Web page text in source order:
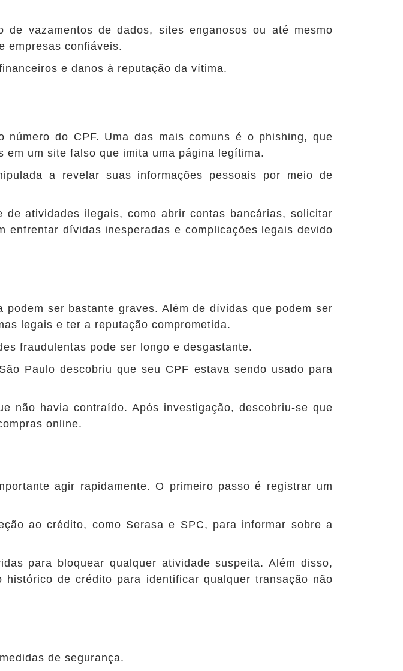
vazamentos de dados, sites enganosos ou até mesmo
empresas confiáveis.
e danos à reputação da vítima.
do CPF. Uma das mais comuns é o phishing, que
um site falso que imita uma página legítima.
a revelar suas informações pessoais por meio de
atividades ilegais, como abrir contas bancárias, solicitar
dívidas inesperadas e complicações legais devido
ser bastante graves. Além de dívidas que podem ser
legais e ter a reputação comprometida.
fraudulentas pode ser longo e desgastante.
Paulo descobriu que seu CPF estava sendo usado para
não havia contraído. Após investigação, descobriu-se que
online.
agir rapidamente. O primeiro passo é registrar um
ao crédito, como Serasa e SPC, para informar sobre a
para bloquear qualquer atividade suspeita. Além disso,
de crédito para identificar qualquer transação não
de segurança.